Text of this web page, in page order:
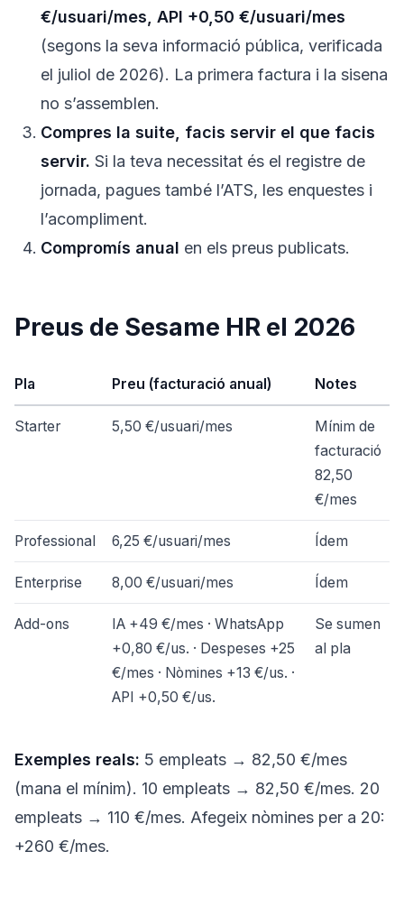
€/usuari/mes, API +0,50 €/usuari/mes
(segons la seva informació pública, verificada
el juliol de 2026). La primera factura i la sisena
no s’assemblen.
Compres la suite, facis servir el que facis
servir. Si la teva necessitat és el registre de
jornada, pagues també l’ATS, les enquestes i
l’acompliment.
Compromís anual en els preus publicats.
Preus de Sesame HR el 2026
Pla Preu (facturació anual) Notes
Starter 5,50 €/usuari/mes
Mínim de
facturació
82,50
€/mes
Professional 6,25 €/usuari/mes Ídem
Enterprise 8,00 €/usuari/mes Ídem
Add-ons
IA +49 €/mes · WhatsApp
+0,80 €/us. · Despeses +25
€/mes · Nòmines +13 €/us. ·
API +0,50 €/us.
Se sumen
al pla
Exemples reals: 5 empleats → 82,50 €/mes
(mana el mínim). 10 empleats → 82,50 €/mes. 20
empleats → 110 €/mes. Afegeix nòmines per a 20:
+260 €/mes.